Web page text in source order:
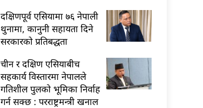
दक्षिणपूर्व एसियामा ७६ नेपाली
थुनामा, कानुनी सहायता दिने
सरकारको प्रतिबद्धता
चीन र दक्षिण एसियाबीच
सहकार्य विस्तारमा नेपालले
गतिशील पुलको भूमिका निर्वाह
गर्न सक्छ : परराष्ट्रमन्त्री खनाल